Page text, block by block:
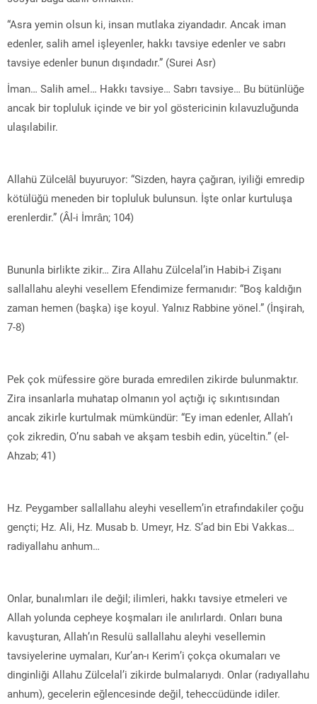
“Asra yemin olsun ki, insan mutlaka ziyandadır. Ancak iman
edenler, salih amel işleyenler, hakkı tavsiye edenler ve sabrı
tavsiye edenler bunun dışındadır.” (Surei Asr)
İman… Salih amel… Hakkı tavsiye… Sabrı tavsiye… Bu bütünlüğe
ancak bir topluluk içinde ve bir yol göstericinin kılavuzluğunda
ulaşılabilir.
Allahü Zülcelâl buyuruyor: “Sizden, hayra çağıran, iyiliği emredip
kötülüğü meneden bir topluluk bulunsun. İşte onlar kurtuluşa
erenlerdir.” (Âl-i İmrân; 104)
Bununla birlikte zikir… Zira Allahu Zülcelal’in Habib-i Zişanı
sallallahu aleyhi vesellem Efendimize fermanıdır: “Boş kaldığın
zaman hemen (başka) işe koyul. Yalnız Rabbine yönel.” (İnşirah,
7-8)
Pek çok müfessire göre burada emredilen zikirde bulunmaktır.
Zira insanlarla muhatap olmanın yol açtığı iç sıkıntısından
ancak zikirle kurtulmak mümkündür: “Ey iman edenler, Allah’ı
çok zikredin, O’nu sabah ve akşam tesbih edin, yüceltin.” (el-
Ahzab; 41)
Hz. Peygamber sallallahu aleyhi vesellem’in etrafındakiler çoğu
gençti; Hz. Ali, Hz. Musab b. Umeyr, Hz. S’ad bin Ebi Vakkas…
radiyallahu anhum…
Onlar, bunalımları ile değil; ilimleri, hakkı tavsiye etmeleri ve
Allah yolunda cepheye koşmaları ile anılırlardı. Onları buna
kavuşturan, Allah’ın Resulü sallallahu aleyhi vesellemin
tavsiyelerine uymaları, Kur’an-ı Kerim’i çokça okumaları ve
dinginliği Allahu Zülcelal’i zikirde bulmalarıydı. Onlar (radıyallahu
anhum), gecelerin eğlencesinde değil, teheccüdünde idiler.